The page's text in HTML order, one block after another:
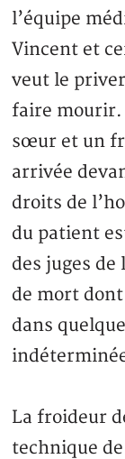
l’équipe
Vincent et
veut le
faire mourir.
sœur et un
arrivée
droits de
du patient
des juges de
de mort
dans
La froideur
technique